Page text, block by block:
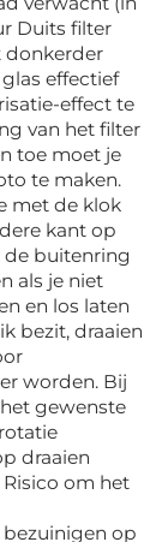
Duits filter
donkerder
effectief
effect te
van het filter
toe moet je
te maken.
met de klok
kant op
de buitenring
als je niet
en los laten
bezit, draaien
worden. Bij
gewenste
draaien
om het
op